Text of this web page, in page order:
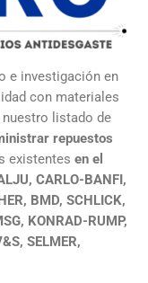
e investigación en
con materiales
listado de
repuestos
existentes en el
CARLO-BANFI,
BMD, SCHLICK,
KONRAD-RUMP,
SELMER,